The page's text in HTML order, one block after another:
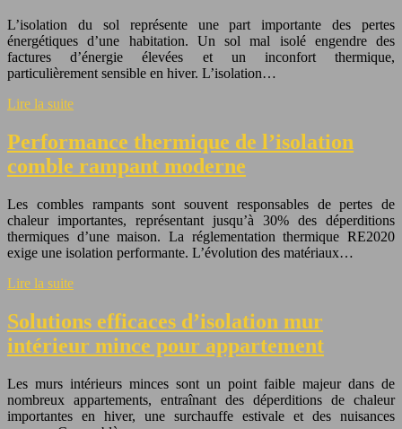
L’isolation du sol représente une part importante des pertes
énergétiques d’une habitation. Un sol mal isolé engendre des
factures d’énergie élevées et un inconfort thermique,
particulièrement sensible en hiver. L’isolation…
Lire la suite
Performance thermique de l’isolation
comble rampant moderne
Les combles rampants sont souvent responsables de pertes de
chaleur importantes, représentant jusqu’à 30% des déperditions
thermiques d’une maison. La réglementation thermique RE2020
exige une isolation performante. L’évolution des matériaux…
Lire la suite
Solutions efficaces d’isolation mur
intérieur mince pour appartement
Les murs intérieurs minces sont un point faible majeur dans de
nombreux appartements, entraînant des déperditions de chaleur
importantes en hiver, une surchauffe estivale et des nuisances